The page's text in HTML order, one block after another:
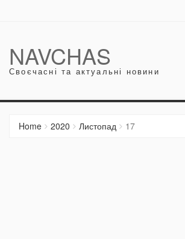
NAVCHAS
Своєчасні та актуальні новини
Home 2020 Листопад 17